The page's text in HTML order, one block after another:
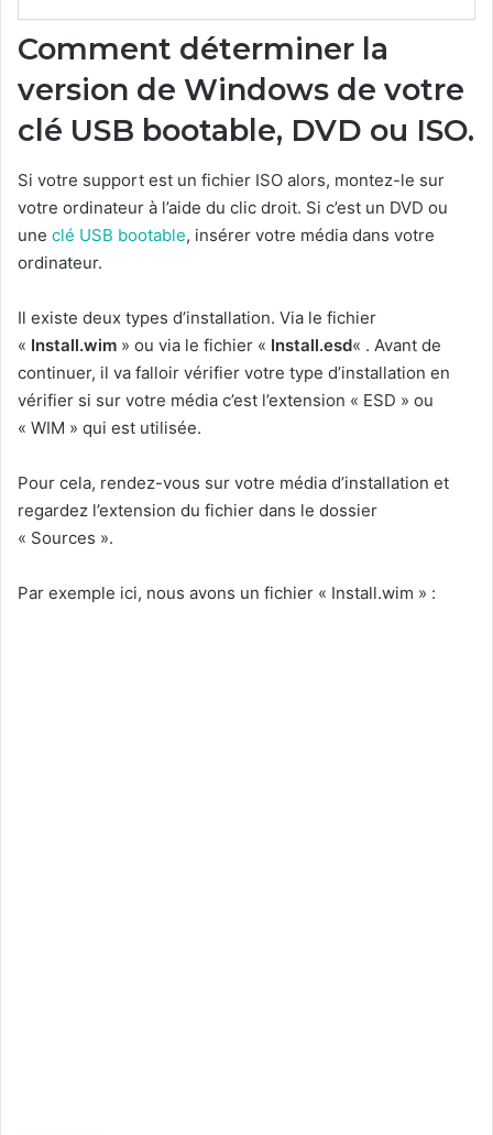
Comment déterminer la
version de Windows de votre
clé USB bootable, DVD ou ISO.
Si votre support est un fichier ISO alors, montez-le sur
votre ordinateur à l’aide du clic droit. Si c’est un DVD ou
une clé USB bootable, insérer votre média dans votre
ordinateur.
Il existe deux types d’installation. Via le fichier
« Install.wim » ou via le fichier « Install.esd« . Avant de
continuer, il va falloir vérifier votre type d’installation en
vérifier si sur votre média c’est l’extension « ESD » ou
« WIM » qui est utilisée.
Pour cela, rendez-vous sur votre média d’installation et
regardez l’extension du fichier dans le dossier
« Sources ».
Par exemple ici, nous avons un fichier « Install.wim » :